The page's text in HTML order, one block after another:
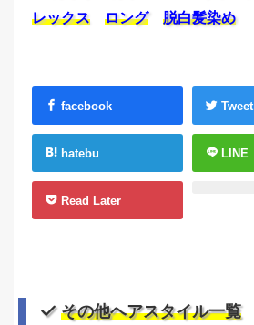
レックス
ロング 脱白髪染め
facebook Tweet
hatebu LINE
Read Later
その他ヘアスタイル一覧